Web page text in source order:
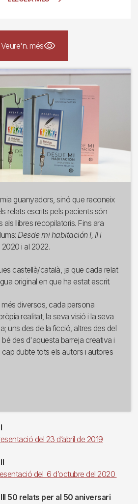
Veure'n. més
guanyadors, sinó que reconeix
relats escrits pels pacients són
llibres recopilatoris. Fins ara
Desde mi habitación I, II i
i al 2022.
castellà/català, ja que cada relat
original en que ha estat escrit.
diversos, cada persona
realitat, la seva visió i la seva
uns des de la ficció, altres des del
bé des d'aquesta barreja creativa i
dubte tots els autors i autores
del 23 d’abril de 2019
del 6 d’octubre del 2020
50 relats per al 50 aniversari